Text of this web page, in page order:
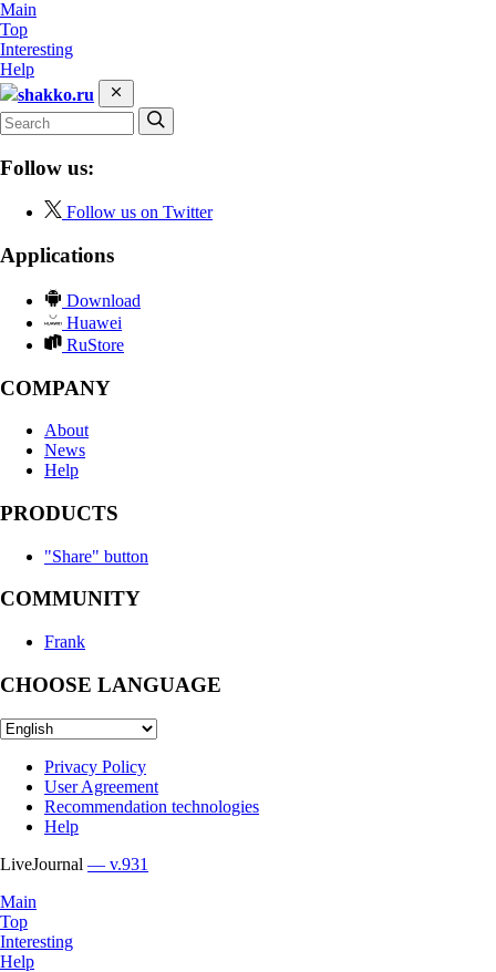
Main
Top
Interesting
Help
shakko.ru
Follow us:
Follow us on Twitter
Applications
Download
Huawei
RuStore
COMPANY
About
News
Help
PRODUCTS
"Share" button
COMMUNITY
Frank
CHOOSE LANGUAGE
Privacy Policy
User Agreement
Recommendation technologies
Help
LiveJournal — v.931
Main
Top
Interesting
Help